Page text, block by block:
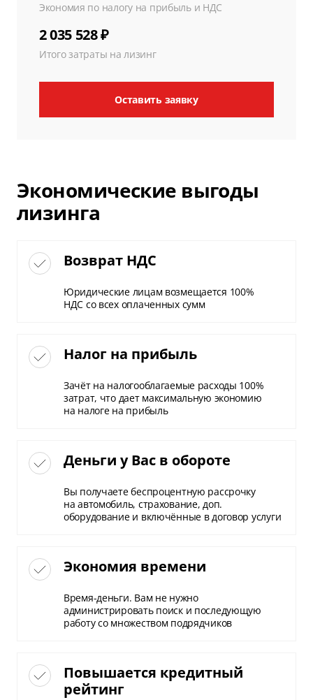
Экономия по налогу на прибыль и НДС
2 035 528 ₽
Итого затраты на лизинг
Оставить заявку
Экономические выгоды
лизинга
Возврат НДС
Юридические лицам возмещается 100%
НДС со всех оплаченных сумм
Налог на прибыль
Зачёт на налогооблагаемые расходы 100%
затрат, что дает максимальную экономию
на налоге на прибыль
Деньги у Вас в обороте
Вы получаете беспроцентную рассрочку
на автомобиль, страхование, доп.
оборудование и включённые в договор услуги
Экономия времени
Время-деньги. Вам не нужно
администрировать поиск и последующую
работу со множеством подрядчиков
Повышается кредитный
рейтинг